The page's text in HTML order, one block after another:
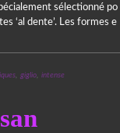
sélectionné po
‘al dente’. Les formes e
, giglio, intense